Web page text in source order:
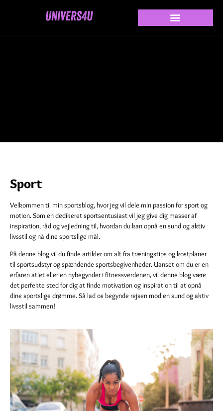
Sport
Velkommen til min sportsblog, hvor jeg vil dele min passion for sport og
motion. Som en dedikeret sportsentusiast vil jeg give dig masser af
inspiration, råd og vejledning til, hvordan du kan opnå en sund og aktiv
livsstil og nå dine sportslige mål.
På denne blog vil du finde artikler om alt fra træningstips og kostplaner
til sportsudstyr og spændende sportsbegivenheder. Uanset om du er en
erfaren atlet eller en nybegynder i fitnessverdenen, vil denne blog være
det perfekte sted for dig at finde motivation og inspiration til at opnå
dine sportslige drømme. Så lad os begynde rejsen mod en sund og aktiv
livsstil sammen!